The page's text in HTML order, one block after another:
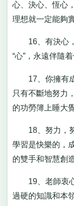
心、決心、恆心
理想就一定能夠
16、有決心，
“心”，永遠伴隨
17、你擁有成
只有不斷地努力
的功勞簿上睡大覺
18、努力，努
學習是快樂的，
的雙手和智慧創
19、老師衷心
過硬的知識和本